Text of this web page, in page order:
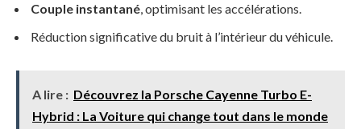
Couple instantané, optimisant les accélérations.
Réduction significative du bruit à l’intérieur du véhicule.
A lire : Découvrez la Porsche Cayenne Turbo E-
Hybrid : La Voiture qui change tout dans le monde